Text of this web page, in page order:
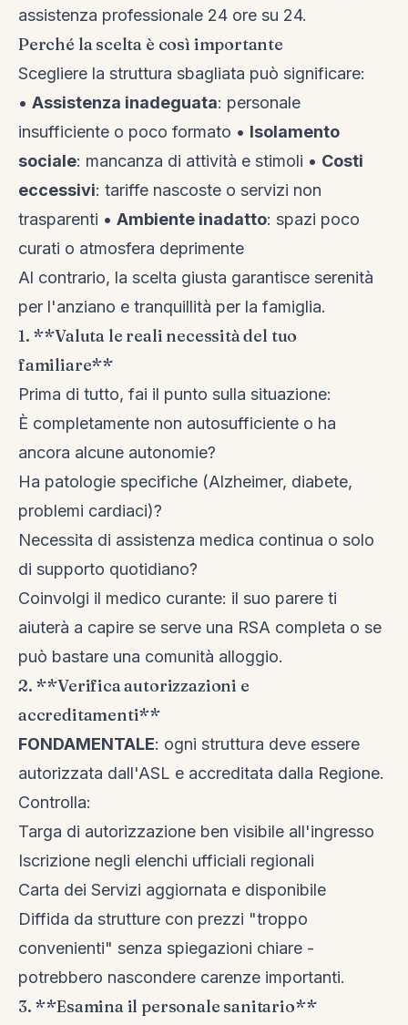
assistenza professionale 24 ore su 24.
Perché la scelta è così importante
Scegliere la struttura sbagliata può significare:
• Assistenza inadeguata: personale
insufficiente o poco formato • Isolamento
sociale: mancanza di attività e stimoli • Costi
eccessivi: tariffe nascoste o servizi non
trasparenti • Ambiente inadatto: spazi poco
curati o atmosfera deprimente
Al contrario, la scelta giusta garantisce serenità
per l'anziano e tranquillità per la famiglia.
1. **Valuta le reali necessità del tuo
familiare**
Prima di tutto, fai il punto sulla situazione:
È completamente non autosufficiente o ha
ancora alcune autonomie?
Ha patologie specifiche (Alzheimer, diabete,
problemi cardiaci)?
Necessita di assistenza medica continua o solo
di supporto quotidiano?
Coinvolgi il medico curante: il suo parere ti
aiuterà a capire se serve una RSA completa o se
può bastare una comunità alloggio.
2. **Verifica autorizzazioni e
accreditamenti**
FONDAMENTALE: ogni struttura deve essere
autorizzata dall'ASL e accreditata dalla Regione.
Controlla:
Targa di autorizzazione ben visibile all'ingresso
Iscrizione negli elenchi ufficiali regionali
Carta dei Servizi aggiornata e disponibile
Diffida da strutture con prezzi "troppo
convenienti" senza spiegazioni chiare -
potrebbero nascondere carenze importanti.
3. **Esamina il personale sanitario**